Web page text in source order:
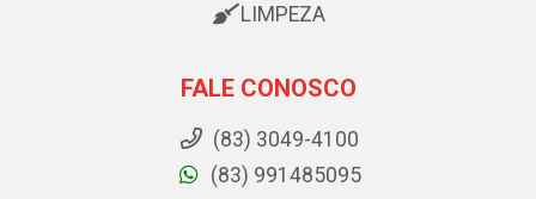
LIMPEZA
FALE CONOSCO
(83) 3049-4100
(83) 991485095